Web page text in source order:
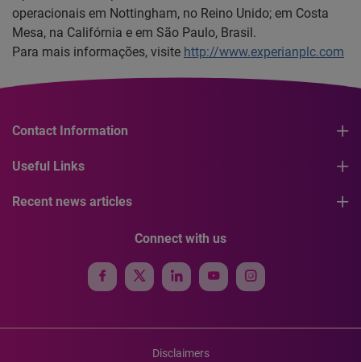
operacionais em Nottingham, no Reino Unido; em Costa
Mesa, na Califórnia e em São Paulo, Brasil.
Para mais informações, visite http://www.experianplc.com
Contact Information
Useful Links
Recent news articles
Connect with us
Disclaimers